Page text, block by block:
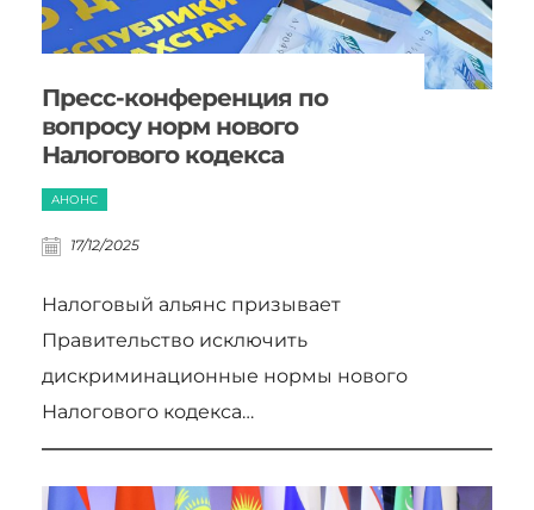
Пресс-конференция по
вопросу норм нового
Налогового кодекса
АНОНС
17/12/2025
Налоговый альянс призывает
Правительство исключить
дискриминационные нормы нового
Налогового кодекса…